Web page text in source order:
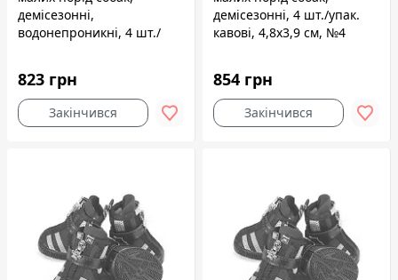
демісезонні,
водонепроникні, 4 шт./
823 грн
Закінчився
демісезонні, 4 шт./упак.
кавові, 4,8x3,9 см, №4
854 грн
Закінчився